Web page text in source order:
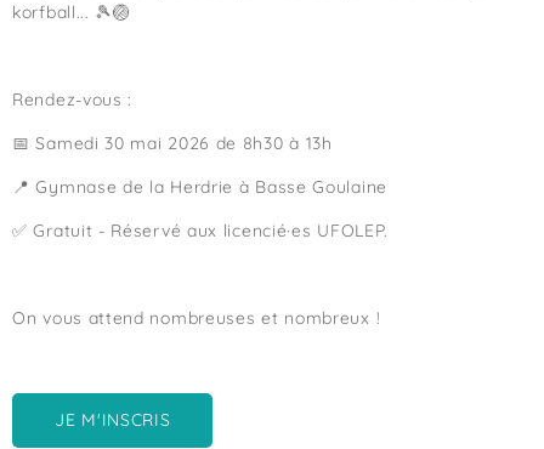
korfball... 🎾🏐
Rendez-vous :
📅 Samedi 30 mai 2026 de 8h30 à 13h
📍 Gymnase de la Herdrie à Basse Goulaine
✅ Gratuit - Réservé aux licencié·es UFOLEP.
On vous attend nombreuses et nombreux !
JE M'INSCRIS